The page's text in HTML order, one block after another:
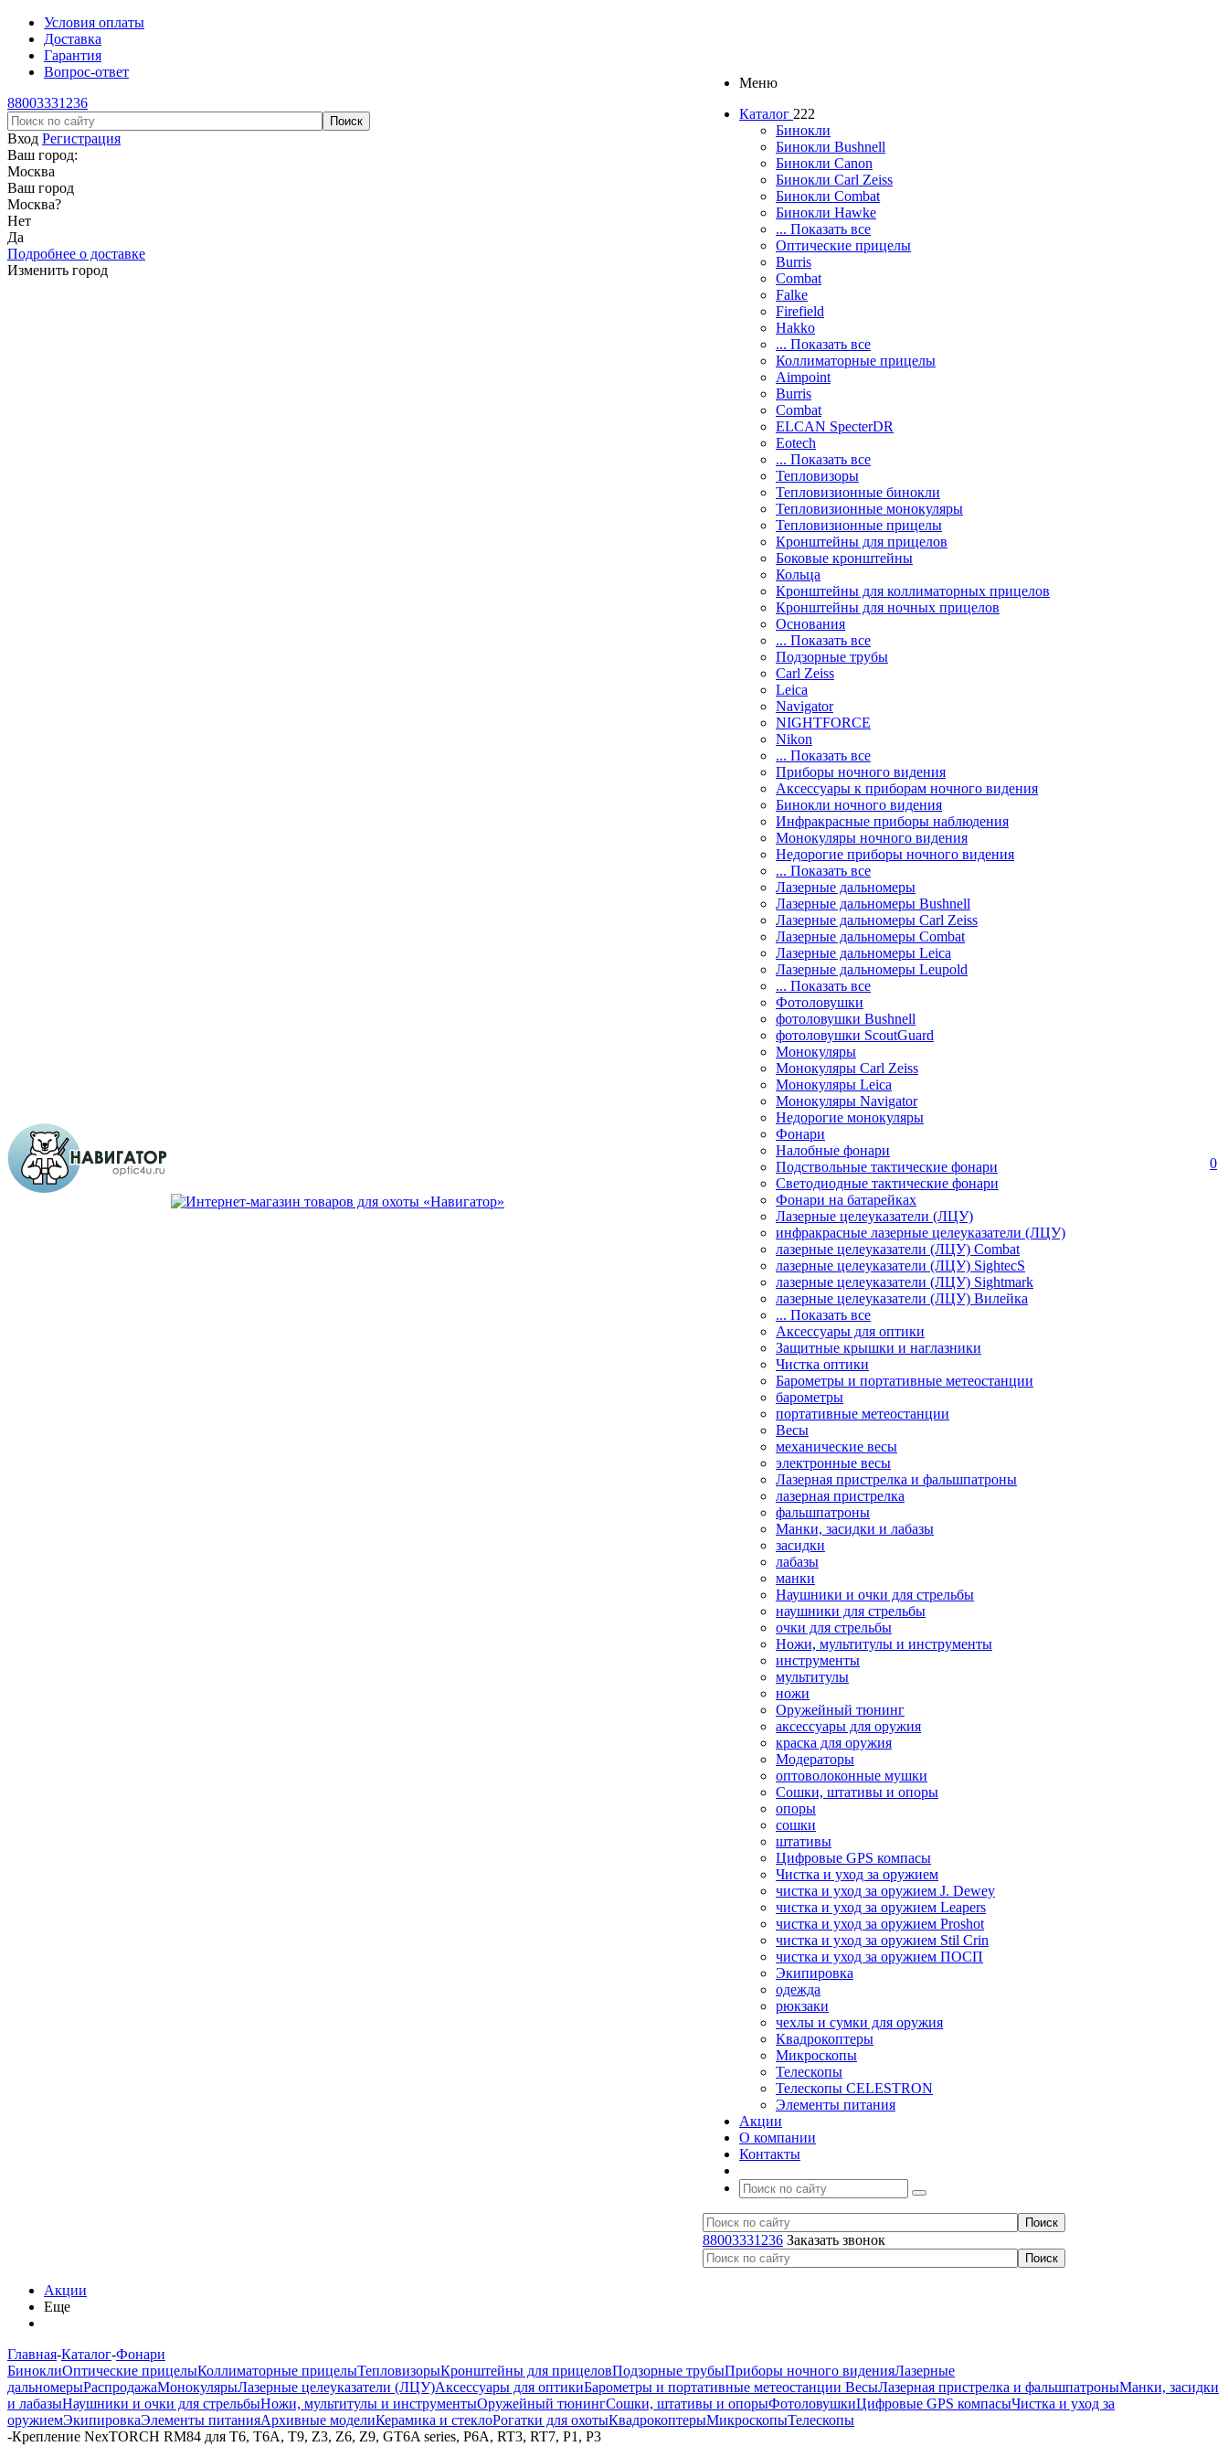
Условия оплаты
Доставка
Гарантия
Вопрос-ответ
88003331236
Вход Регистрация
Ваш город:
Москва
Ваш город
Москва?
Нет
Да
Подробнее о доставке
Изменить город
Меню
Каталог 222
Бинокли
Бинокли Bushnell
Бинокли Canon
Бинокли Carl Zeiss
Бинокли Combat
Бинокли Hawke
... Показать все
Оптические прицелы
Burris
Combat
Falke
Firefield
Hakko
... Показать все
Коллиматорные прицелы
Aimpoint
Burris
Combat
ELCAN SpecterDR
Eotech
... Показать все
Тепловизоры
Тепловизионные бинокли
Тепловизионные монокуляры
Тепловизионные прицелы
Кронштейны для прицелов
Боковые кронштейны
Кольца
Кронштейны для коллиматорных прицелов
Кронштейны для ночных прицелов
Основания
... Показать все
Подзорные трубы
Carl Zeiss
Leica
Navigator
NIGHTFORCE
Nikon
... Показать все
Приборы ночного видения
Аксессуары к приборам ночного видения
Бинокли ночного видения
Инфракрасные приборы наблюдения
Монокуляры ночного видения
Недорогие приборы ночного видения
... Показать все
Лазерные дальномеры
Лазерные дальномеры Bushnell
Лазерные дальномеры Carl Zeiss
Лазерные дальномеры Combat
Лазерные дальномеры Leica
Лазерные дальномеры Leupold
... Показать все
Фотоловушки
фотоловушки Bushnell
фотоловушки ScoutGuard
Монокуляры
Монокуляры Carl Zeiss
Монокуляры Leica
Монокуляры Navigator
Недорогие монокуляры
Фонари
Налобные фонари
Подствольные тактические фонари
Светодиодные тактические фонари
Фонари на батарейках
Лазерные целеуказатели (ЛЦУ)
инфракрасные лазерные целеуказатели (ЛЦУ)
лазерные целеуказатели (ЛЦУ) Combat
лазерные целеуказатели (ЛЦУ) SightecS
лазерные целеуказатели (ЛЦУ) Sightmark
лазерные целеуказатели (ЛЦУ) Вилейка
... Показать все
Аксессуары для оптики
Защитные крышки и наглазники
Чистка оптики
Барометры и портативные метеостанции
барометры
портативные метеостанции
Весы
механические весы
электронные весы
Лазерная пристрелка и фальшпатроны
лазерная пристрелка
фальшпатроны
Манки, засидки и лабазы
засидки
лабазы
манки
Наушники и очки для стрельбы
наушники для стрельбы
очки для стрельбы
Ножи, мультитулы и инструменты
инструменты
мультитулы
ножи
Оружейный тюнинг
аксессуары для оружия
краска для оружия
Модераторы
оптоволоконные мушки
Сошки, штативы и опоры
опоры
сошки
штативы
Цифровые GPS компасы
Чистка и уход за оружием
чистка и уход за оружием J. Dewey
чистка и уход за оружием Leapers
чистка и уход за оружием Proshot
чистка и уход за оружием Stil Crin
чистка и уход за оружием ПОСП
Экипировка
одежда
рюкзаки
чехлы и сумки для оружия
Квадрокоптеры
Микроскопы
Телескопы
Телескопы CELESTRON
Элементы питания
Акции
О компании
Контакты
88003331236 Заказать звонок
0
Акции
Еще
Главная-Каталог-Фонари
БиноклиОптические прицелыКоллиматорные прицелыТепловизорыКронштейны для прицеловПодзорные трубыПриборы ночного виденияЛазерные
дальномерыРаспродажаМонокулярыЛазерные целеуказатели (ЛЦУ)Аксессуары для оптикиБарометры и портативные метеостанции ВесыЛазерная пристрелка и фальшпатроныМанки, засидки
и лабазыНаушники и очки для стрельбыНожи, мультитулы и инструментыОружейный тюнингСошки, штативы и опорыФотоловушкиЦифровые GPS компасыЧистка и уход за
оружиемЭкипировкаЭлементы питанияАрхивные моделиКерамика и стеклоРогатки для охотыКвадрокоптерыМикроскопыТелескопы
-Крепление NexTORCH RM84 для T6, T6A, T9, Z3, Z6, Z9, GT6A series, P6A, RT3, RT7, P1, P3